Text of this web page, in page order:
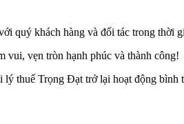
quý khách hàng và đối tác trong thời
vui, vẹn tròn hạnh phúc và thành công!
lý thuế Trọng Đạt trở lại hoạt động bình